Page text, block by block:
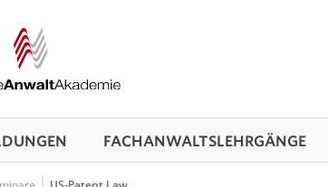
FACHANWALTS­LEHRGÄNGE